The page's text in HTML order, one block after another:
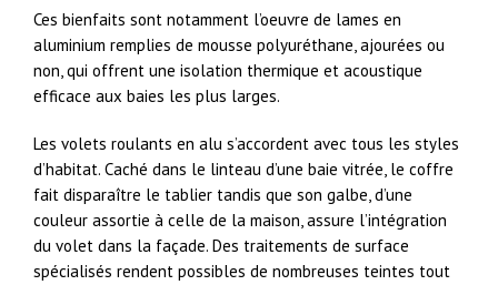
Ces bienfaits sont notamment l’oeuvre de lames en
aluminium remplies de mousse polyuréthane, ajourées ou
non, qui offrent une isolation thermique et acoustique
efficace aux baies les plus larges.
Les volets roulants en alu s’accordent avec tous les styles
d’habitat. Caché dans le linteau d’une baie vitrée, le coffre
fait disparaître le tablier tandis que son galbe, d’une
couleur assortie à celle de la maison, assure l’intégration
du volet dans la façade. Des traitements de surface
spécialisés rendent possibles de nombreuses teintes tout